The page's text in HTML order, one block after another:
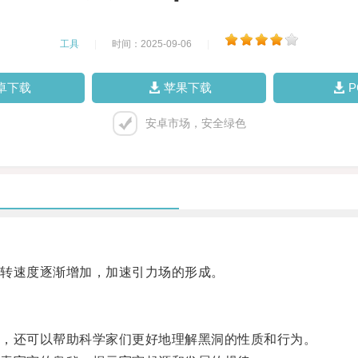
工具 时间：2025-09-06
下载 苹果下载
安卓市场，安全绿色
度逐渐增加，加速引力场的形成。
可以帮助科学家们更好地理解黑洞的性质和行为。